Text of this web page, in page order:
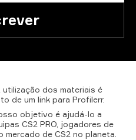
utilização dos materiais é
de um link para Profilerr.
objetivo é ajudá-lo a
CS2 PRO, jogadores de
de CS2 no planeta.